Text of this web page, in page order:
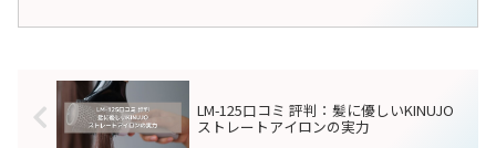
っているのが、美容師も推奨する
IB-NP7-W口コミ 評判｜高評価の
ター技術を搭載し、速乾性と静音性を兼
ね備えた高性能ドライヤーです。髪を美